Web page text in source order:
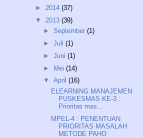
► 2014 (37)
▼ 2013 (39)
► September (1)
► Juli (1)
► Juni (1)
► Mei (14)
▼ April (16)
ELEARNING MANAJEMEN
PUSKESMAS KE-3 :
Prioritas mas...
MPEL-4 : PENENTUAN
PRIORITAS MASALAH
METODE PAHO